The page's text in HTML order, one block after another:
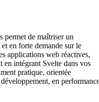
permet de maîtriser un
en forte demande sur le
applications web réactives,
en intégrant Svelte dans vos
pratique, orientée
en